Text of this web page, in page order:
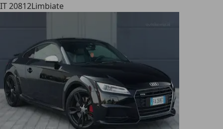
IT 20812Limbiate